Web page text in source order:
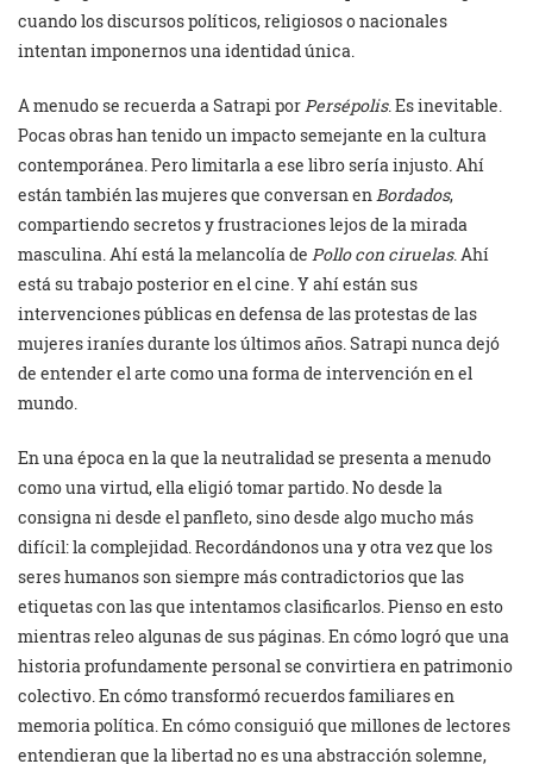
cuando los discursos políticos, religiosos o nacionales
intentan imponernos una identidad única.
A menudo se recuerda a Satrapi por Persépolis. Es inevitable.
Pocas obras han tenido un impacto semejante en la cultura
contemporánea. Pero limitarla a ese libro sería injusto. Ahí
están también las mujeres que conversan en Bordados,
compartiendo secretos y frustraciones lejos de la mirada
masculina. Ahí está la melancolía de Pollo con ciruelas. Ahí
está su trabajo posterior en el cine. Y ahí están sus
intervenciones públicas en defensa de las protestas de las
mujeres iraníes durante los últimos años. Satrapi nunca dejó
de entender el arte como una forma de intervención en el
mundo.
En una época en la que la neutralidad se presenta a menudo
como una virtud, ella eligió tomar partido. No desde la
consigna ni desde el panfleto, sino desde algo mucho más
difícil: la complejidad. Recordándonos una y otra vez que los
seres humanos son siempre más contradictorios que las
etiquetas con las que intentamos clasificarlos. Pienso en esto
mientras releo algunas de sus páginas. En cómo logró que una
historia profundamente personal se convirtiera en patrimonio
colectivo. En cómo transformó recuerdos familiares en
memoria política. En cómo consiguió que millones de lectores
entendieran que la libertad no es una abstracción solemne,